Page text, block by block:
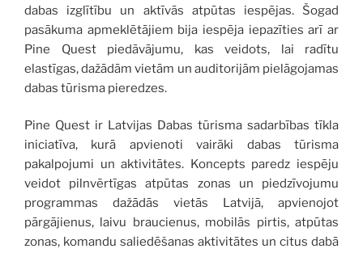
dabas izglītību un aktīvās atpūtas iespējas. Šogad
pasākuma apmeklētājiem bija iespēja iepazīties arī ar
Pine Quest piedāvājumu, kas veidots, lai radītu
elastīgas, dažādām vietām un auditorijām pielāgojamas
dabas tūrisma pieredzes.
Pine Quest ir Latvijas Dabas tūrisma sadarbības tīkla
iniciatīva, kurā apvienoti vairāki dabas tūrisma
pakalpojumi un aktivitātes. Koncepts paredz iespēju
veidot pilnvērtīgas atpūtas zonas un piedzīvojumu
programmas dažādās vietās Latvijā, apvienojot
pārgājienus, laivu braucienus, mobilās pirtis, atpūtas
zonas, komandu saliedēšanas aktivitātes un citus dabā